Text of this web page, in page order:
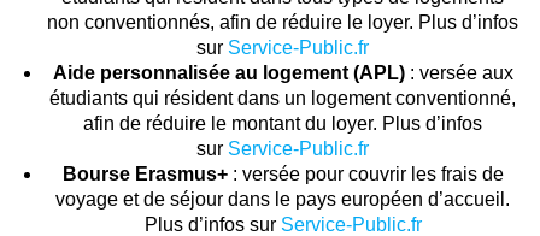
non conventionnés, afin de réduire le loyer. Plus d’infos
sur Service-Public.fr
Aide personnalisée au logement (APL): versée aux
étudiants qui résident dans un logement conventionné,
afin de réduire le montant du loyer. Plus d’infos
sur Service-Public.fr
Bourse Erasmus+: versée pour couvrir les frais de
voyage et de séjour dans le pays européen d’accueil.
Plus d’infos sur Service-Public.fr